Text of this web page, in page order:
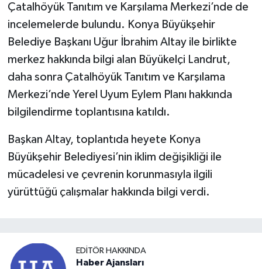
Çatalhöyük Tanıtım ve Karşılama Merkezi’nde de
incelemelerde bulundu. Konya Büyükşehir
Belediye Başkanı Uğur İbrahim Altay ile birlikte
merkez hakkında bilgi alan Büyükelçi Landrut,
daha sonra Çatalhöyük Tanıtım ve Karşılama
Merkezi’nde Yerel Uyum Eylem Planı hakkında
bilgilendirme toplantısına katıldı.
Başkan Altay, toplantıda heyete Konya
Büyükşehir Belediyesi’nin iklim değişikliği ile
mücadelesi ve çevrenin korunmasıyla ilgili
yürüttüğü çalışmalar hakkında bilgi verdi.
EDITÖR HAKKINDA
Haber Ajansları